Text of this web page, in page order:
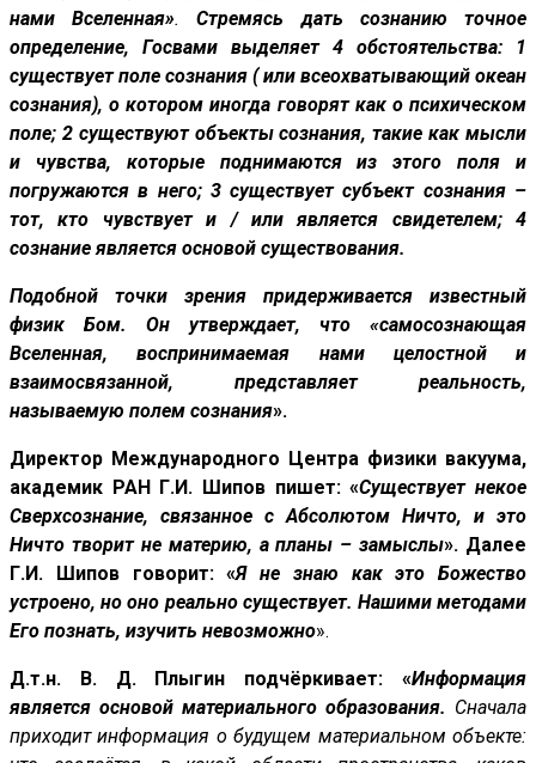
нами Вселенная».Стремясь дать сознанию точное
определение, Госвами выделяет 4 обстоятельства: 1
существует поле сознания ( или всеохватывающий океан
сознания), о котором иногда говорят как о психическом
поле; 2 существуют объекты сознания, такие как мысли
и чувства, которые поднимаются из этого поля и
погружаются в него; 3 существует субъект сознания –
тот, кто чувствует и / или является свидетелем; 4
сознание является основой существования.
Подобной точки зрения придерживается известный
физик Бом. Он утверждает, что «самосознающая
Вселенная, воспринимаемая нами целостной и
взаимосвязанной, представляет реальность,
называемую полем сознания».
Директор Международного Центра физики вакуума,
академик РАН Г.И. Шипов пишет: «Существует некое
Сверхсознание, связанное с Абсолютом Ничто, и это
Ничто творит не материю, а планы – замыслы». Далее
Г.И. Шипов говорит: «Я не знаю как это Божество
устроено, но оно реально существует. Нашими методами
Его познать, изучить невозможно».
Д.т.н. В. Д. Плыгин подчёркивает: «Информация
является основой материального образования. Сначала
приходит информация о будущем материальном объекте: